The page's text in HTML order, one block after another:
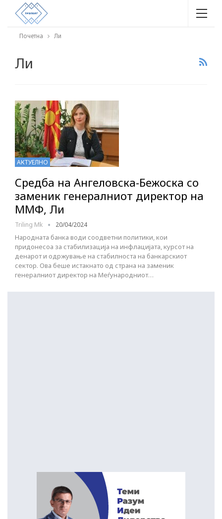
Почетна Ли
Ли
АКТУЕЛНО
Средба на Ангеловска-Бежоска со
заменик генералниот директор на
ММФ, Ли
Triling Mk 20/04/2024
Народната банка води соодветни политики, кои
придонесоа за стабилизација на инфлацијата, курсот на
денарот и одржување на стабилноста на банкарскиот
сектор. Ова беше истакнато од страна на заменик
генералниот директор на Меѓународниот…